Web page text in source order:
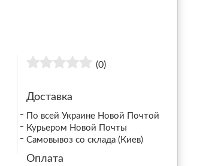
(0)
Доставка
По всей Украине Новой Почтой
Курьером Новой Почты
Самовывоз со склада (Киев)
Оплата